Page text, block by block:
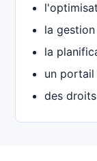
la
la
un portail
des